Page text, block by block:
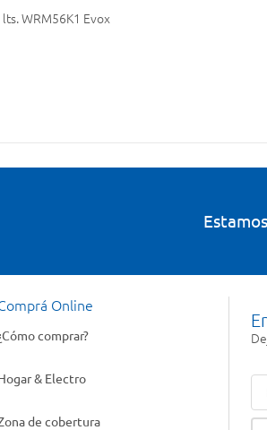
WRM56K1 Evox
Online
comprar?
& Electro
de cobertura